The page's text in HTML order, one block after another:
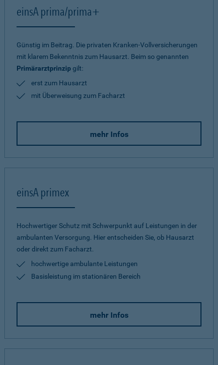
einsA prima/prima+
Günstig im Beitrag. Die privaten Kranken-Vollversicherungen
mit klarem Bekenntnis zum Hausarzt. Beim so genannten
Primärarztprinzipgilt:
erst zum Hausarzt
mit Überweisung zum Facharzt
mehr Infos
einsA primex
Hochwertiger Schutz mit Schwerpunkt auf Leistungen in der
ambulanten Versorgung. Hier entscheiden Sie, ob Hausarzt
oder direkt zum Facharzt.
hochwertige ambulante Leistungen
Basisleistung im stationären Bereich
mehr Infos